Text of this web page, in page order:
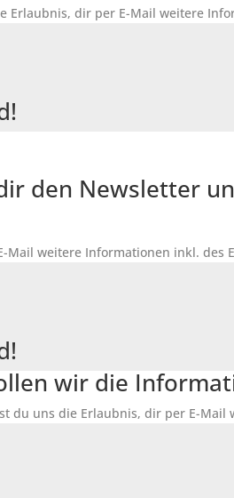
Erlaubnis, dir per E-Mail weitere
den Newsletter
Mail weitere Informationen inkl. des
wir die
du uns die Erlaubnis, dir per E-